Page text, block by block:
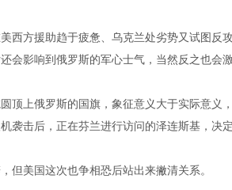
西方援助趋于疲惫、乌克兰处劣势又试图反
会影响到俄罗斯的军心士气，当然反之也会
顶上俄罗斯的国旗，象征意义大于实际意义
袭击后，正在芬兰进行访问的泽连斯基，决
但美国这次也争相恐后站出来撇清关系。